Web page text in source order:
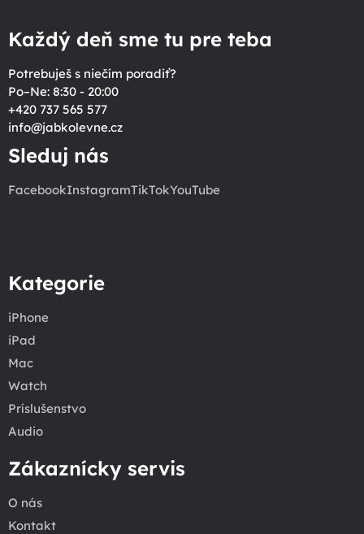
Každý deň sme tu pre teba
Potrebuješ s niečím poradiť?
Po–Ne: 8:30 - 20:00
+420 737 565 577
info@jabkolevne.cz
Sleduj nás
FacebookInstagramTikTokYouTube
Kategorie
iPhone
iPad
Mac
Watch
Príslušenstvo
Audio
Zákaznícky servis
O nás
Kontakt